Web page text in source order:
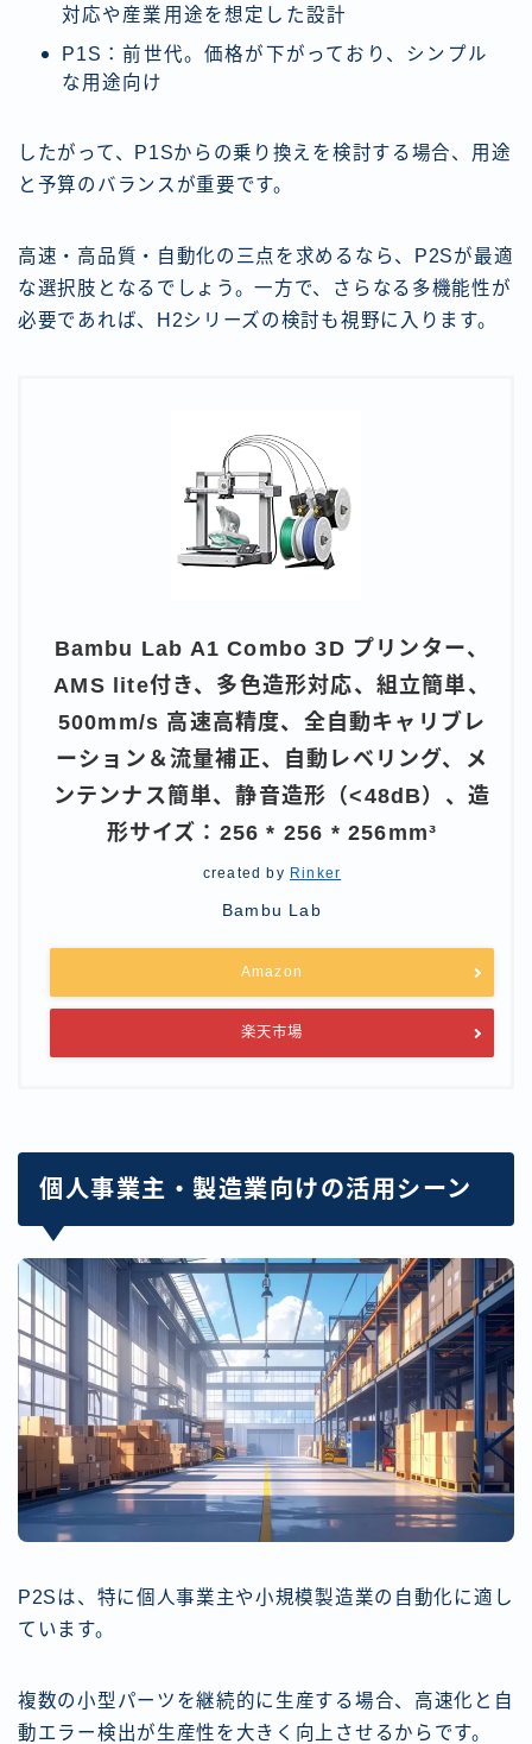
対応や産業用途を想定した設計
P1S：前世代。価格が下がっており、シンプル
な用途向け
したがって、P1Sからの乗り換えを検討する場合、用途
と予算のバランスが重要です。
高速・高品質・自動化の三点を求めるなら、P2Sが最適
な選択肢となるでしょう。一方で、さらなる多機能性が
必要であれば、H2シリーズの検討も視野に入ります。
Bambu Lab A1 Combo 3D プリンター、
AMS lite付き、多色造形対応、組立簡単、
500mm/s 高速高精度、全自動キャリブレ
ーション＆流量補正、自動レベリング、メ
ンテンナス簡単、静音造形（<48dB）、造
形サイズ：256 * 256 * 256mm³
created by Rinker
Bambu Lab
Amazon
楽天市場
個人事業主・製造業向けの活用シーン
P2Sは、特に個人事業主や小規模製造業の自動化に適し
ています。
複数の小型パーツを継続的に生産する場合、高速化と自
動エラー検出が生産性を大きく向上させるからです。